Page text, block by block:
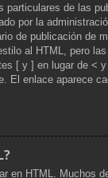
particulares de las
por la
de publicación de
al HTML, pero
[ y ] en lugar de <
El enlace aparece
en HTML. Muchos